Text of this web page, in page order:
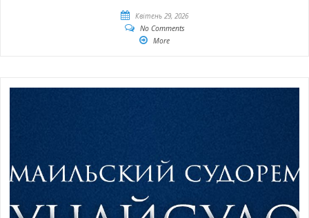
Квітень 29, 2026
No Comments
More